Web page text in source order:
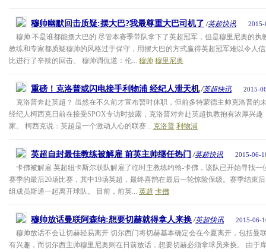
穆帅幽默回击质疑:摆大巴?我最尊重大巴司机了 /英超快讯 2015-
穆帅:不是谁都能摆大巴的 尽管本赛季带队拿下了英超冠军，但是穆里尼奥的执
教练和专家都质疑穆帅的风格过于保守，用摆大巴的方式赢得英超冠军难以令人
比进行了辛辣的回击。 穆帅调侃道：伦... 穆帅 穆里尼奥
重磅！克洛普或闪电接手利物浦 经纪人泄天机 /英超快讯 2015-
克洛普奔赴英超？ 虽然在不久前才宣布暂时休职，但前多特蒙德主帅克洛普的
经纪人柯西克日前在接受SPOX专访时披露，克洛普对奔赴英超执教抱有浓厚兴
家。 柯西克说：英超是一个激动人心的联赛... 克洛普 利物浦
英超自封最佳教练被解雇 前英主帅继任热门 /英超快讯 2015-06-
卡佛被解雇 英超纽卡斯尔联队解雇了临时主教练约翰-卡佛，该队已开始寻找一
赛季的最后20场比赛，其中19场英超，最终喜鹊在最后一轮惊险保级。赛季结束
组成员斯通一起离开球队。 目前，前英... 英超 卡佛
穆帅放话曼联阿森纳:想要切赫就得拿人来换 /英超快讯 2015-06-
穆帅放话不会让切赫轻易离开 切尔西门将切赫基本确定会在今夏离开，包括曼
有兴趣，而切尔西主帅穆里尼奥则在日前放话，想要切赫必须拿球员来换。 由于